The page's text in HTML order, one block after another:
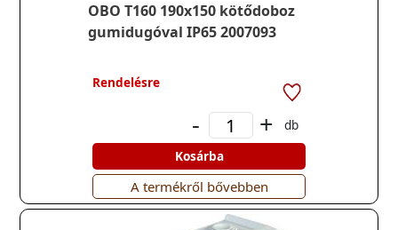
OBO T160 190x150 kötődoboz
gumidugóval IP65 2007093
Rendelésre
- +
db
Kosárba
A termékről bővebben